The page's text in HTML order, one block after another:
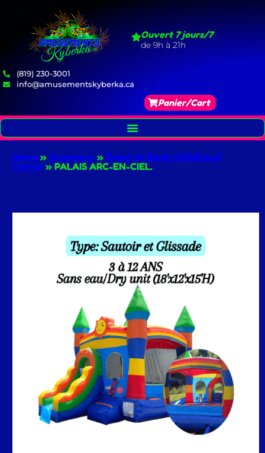
Ouvert 7 jours/7
de 9h à 21h
(819) 230-3001
info@amusementskyberka.ca
Panier/Cart
Home » Inventory » Event at Early Childhood
Center » PALAIS ARC-EN-CIEL.